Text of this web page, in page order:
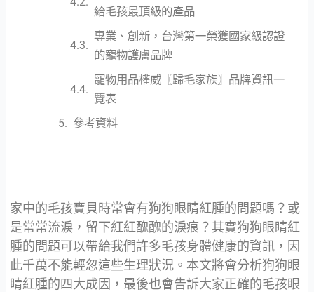
給毛孩最頂級的產品
專業、創新，台灣第一榮獲國家級認證
的寵物護膚品牌
寵物用品權威〖歸毛家族〗品牌資訊一
覽表
參考資料
家中的毛孩寶貝時常會有狗狗眼睛紅腫的問題嗎？或
是常常流淚，留下紅紅醜醜的淚痕？其實狗狗眼睛紅
腫的問題可以帶給我們許多毛孩身體健康的資訊，因
此千萬不能輕忽這些生理狀況。本文將會分析狗狗眼
睛紅腫的四大成因，最後也會告訴大家正確的毛孩眼